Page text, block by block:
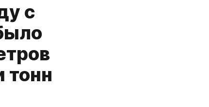
с
тонн